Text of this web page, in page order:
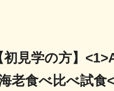
見学の方】
老食べ比べ試食